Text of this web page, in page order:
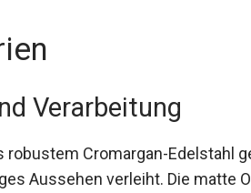
Verarbeitung
robustem Cromargan-Edelstahl
Aussehen verleiht. Die matte